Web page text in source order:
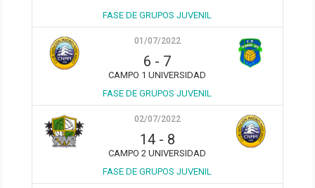
FASE DE GRUPOS JUVENIL
01/07/2022
6 - 7
CAMPO 1 UNIVERSIDAD
FASE DE GRUPOS JUVENIL
02/07/2022
14- 8
CAMPO 2 UNIVERSIDAD
FASE DE GRUPOS JUVENIL